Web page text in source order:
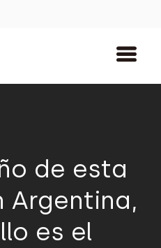
de esta
Argentina,
es el